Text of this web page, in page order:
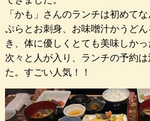
「かも」さんのランチは初めて
ぷらとお刺身、お味噌汁かうど
き、体に優しくとても美味しかっ
次々と人が入り、ランチの予約
た。すごい人気！！